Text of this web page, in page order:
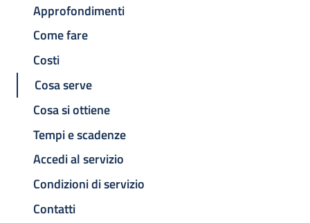
Approfondimenti
Come fare
Costi
Cosa serve
Cosa si ottiene
Tempi e scadenze
Accedi al servizio
Condizioni di servizio
Contatti